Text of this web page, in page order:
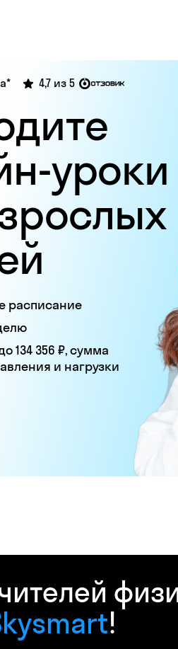
расписание
134 356 ₽, сумма
и нагрузки
4,7 из 5
уроки
!